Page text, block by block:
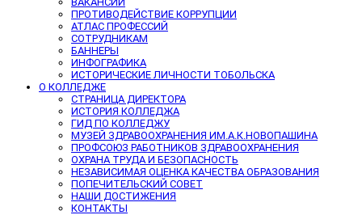
ПРОТИВОДЕЙСТВИЕ КОРРУПЦИИ
АТЛАС ПРОФЕССИЙ
СОТРУДНИКАМ
БАННЕРЫ
ИНФОГРАФИКА
ИСТОРИЧЕСКИЕ ЛИЧНОСТИ ТОБОЛЬСКА
О КОЛЛЕДЖЕ
СТРАНИЦА ДИРЕКТОРА
ИСТОРИЯ КОЛЛЕДЖА
ГИД ПО КОЛЛЕДЖУ
МУЗЕЙ ЗДРАВООХРАНЕНИЯ ИМ.А.К.НОВОПАШИНА
ПРОФСОЮЗ РАБОТНИКОВ ЗДРАВООХРАНЕНИЯ
ОХРАНА ТРУДА И БЕЗОПАСНОСТЬ
НЕЗАВИСИМАЯ ОЦЕНКА КАЧЕСТВА ОБРАЗОВАНИЯ
ПОПЕЧИТЕЛЬСКИЙ СОВЕТ
НАШИ ДОСТИЖЕНИЯ
КОНТАКТЫ